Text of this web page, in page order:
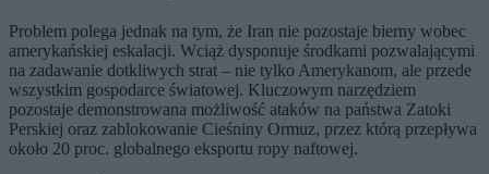
Problem polega jednak na tym, że Iran nie pozostaje bierny wobec
amerykańskiej eskalacji. Wciąż dysponuje środkami pozwalającymi
na zadawanie dotkliwych strat – nie tylko Amerykanom, ale przede
wszystkim gospodarce światowej. Kluczowym narzędziem
pozostaje demonstrowana możliwość ataków na państwa Zatoki
Perskiej oraz zablokowanie Cieśniny Ormuz, przez którą przepływa
około 20 proc. globalnego eksportu ropy naftowej.